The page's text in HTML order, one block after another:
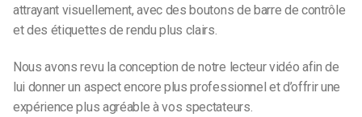
attrayant visuellement, avec des boutons de barre de contrôle
et des étiquettes de rendu plus clairs.
Nous avons revu la conception de notre lecteur vidéo afin de
lui donner un aspect encore plus professionnel et d’offrir une
expérience plus agréable à vos spectateurs.